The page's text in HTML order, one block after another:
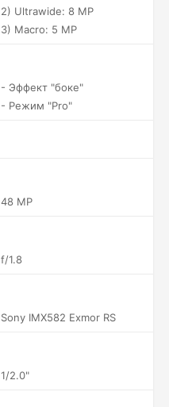
2) Ultrawide: 8 MP
3) Macro: 5 MP
- Эффект "боке"
- Режим "Pro"
48 MP
f/1.8
Sony IMX582 Exmor RS
1/2.0"